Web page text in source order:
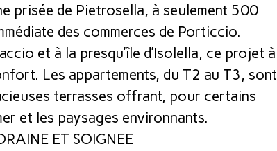
prisée de Pietrosella, à seulement 500
des commerces de Porticcio.
et à la presqu’île d’Isolella, ce projet à
Les appartements, du T2 au T3, sont
terrasses offrant, pour certains
et les paysages environnants.
ET SOIGNEE